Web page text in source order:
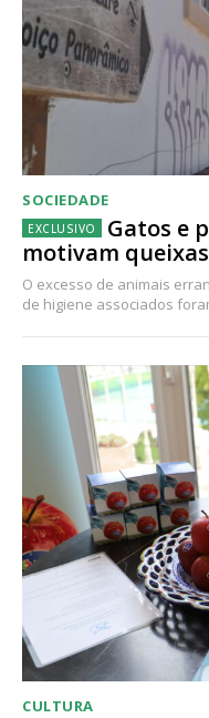
SOCIEDADE
Gatos e
motivam
O excesso de animais
de higiene associados
CULTURA